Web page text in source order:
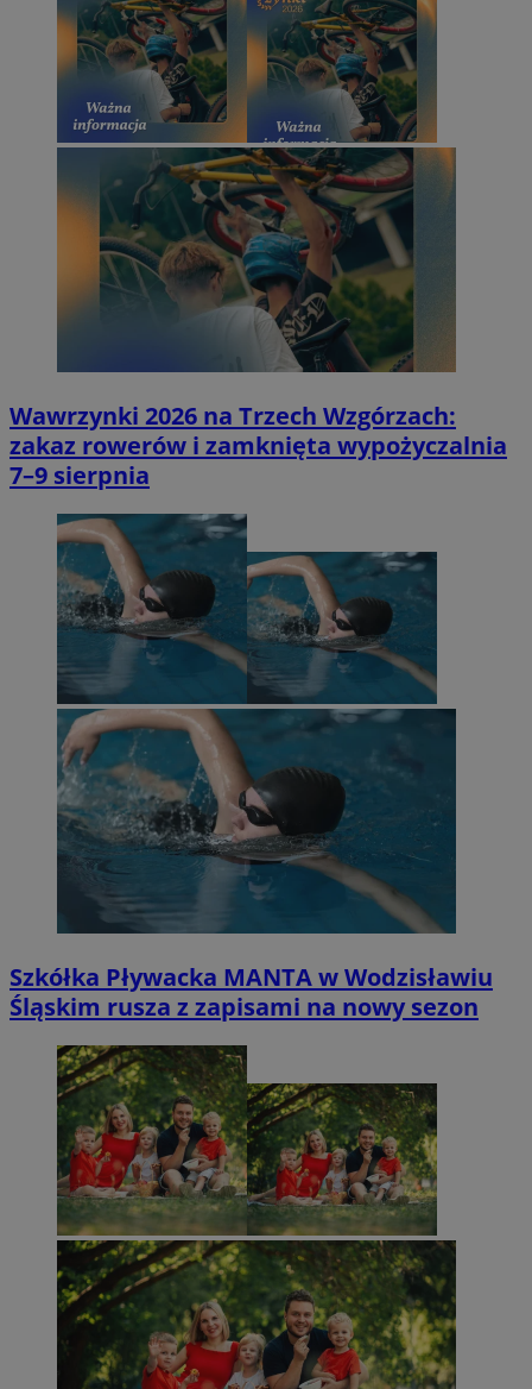
Wawrzynki 2026 na Trzech Wzgórzach:
zakaz rowerów i zamknięta wypożyczalnia
7–9 sierpnia
Szkółka Pływacka MANTA w Wodzisławiu
Śląskim rusza z zapisami na nowy sezon